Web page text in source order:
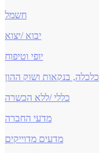
חשמל
יבוא /יצוא
יופי וטיפוח
כלכלה, בנקאות ושוק ההון
כללי /ללא הכשרה
מדעי החברה
מדעים מדוייקים